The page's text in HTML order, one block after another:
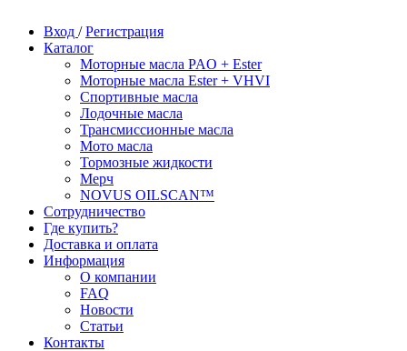
Вход /Регистрация
Каталог
Моторные масла PAO + Ester
Моторные масла Ester + VHVI
Спортивные масла
Лодочные масла
Трансмиссионные масла
Мото масла
Тормозные жидкости
Мерч
NOVUS OILSCAN™
Сотрудничество
Где купить?
Доставка и оплата
Информация
О компании
FAQ
Новости
Статьи
Контакты